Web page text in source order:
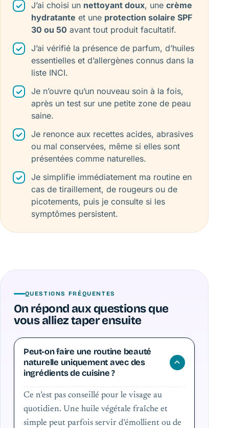
J’ai choisi un nettoyant doux, une crème
hydratante et une protection solaire SPF
30 ou 50 avant tout produit facultatif.
J’ai vérifié la présence de parfum, d’huiles
essentielles et d’allergènes connus dans la
liste INCI.
Je n’ouvre qu’un nouveau soin à la fois,
après un test sur une petite zone de peau
saine.
Je renonce aux recettes acides, abrasives
ou mal conservées, même si elles sont
présentées comme naturelles.
Je simplifie immédiatement ma routine en
cas de tiraillement, de rougeurs ou de
picotements, puis je consulte si les
symptômes persistent.
QUESTIONS FRÉQUENTES
On répond aux questions que
vous alliez taper ensuite
Peut-on faire une routine beauté
naturelle uniquement avec des
ingrédients de cuisine ?
Ce n’est pas conseillé pour le visage au
quotidien. Une huile végétale fraîche et
simple peut parfois servir d’émollient ou de